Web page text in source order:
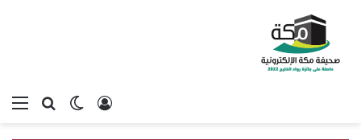
بحثالوضع
تسجيل الدخول